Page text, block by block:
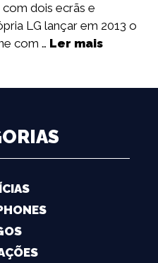
dois ecrãs e
LG lançar em 2013 o
com … Ler mais